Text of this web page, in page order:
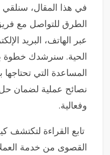
في هذا المقال،
الطرق للتواصل مع
عبر الهاتف، البريد
الحية. سنرشدك خطوة
المساعدة التي
نصائح عملية لضمان
وفعالية.
تابع القراءة لتكتشف
القصوى من خدمة